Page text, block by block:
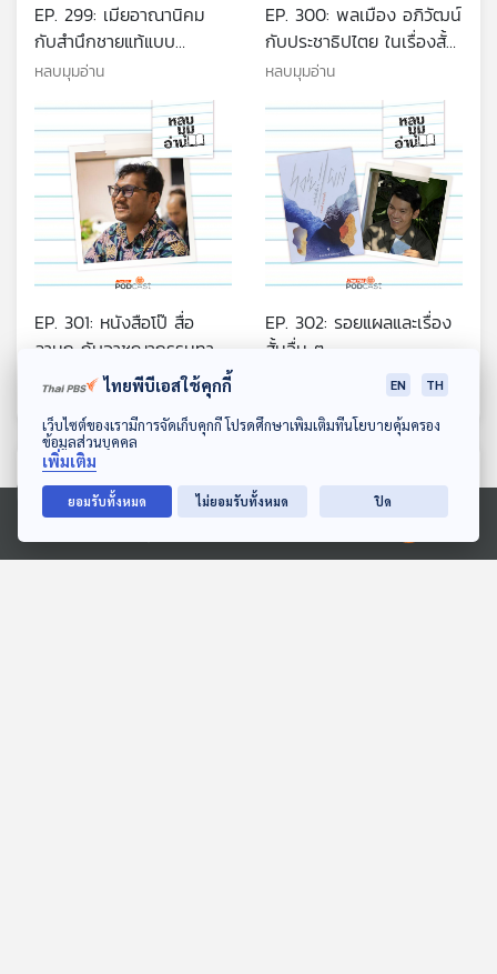
ดาวน์โหลด Thai PBS Podcast Application
Ⓒ 2020 องค์การกระจายเสียงและแพร่ภาพสาธารณะแห่งประเทศไทย
EP. 299: เมียอาณานิคม
กับสำนึกชายแท้แบบ
อาณานิคม
หลบมุมอ่าน
EP. 300: พลเมือง อภิวัฒน์
กับประชาธิปไตย ในเรื่องสั้น
การเมืองไทยร่วมสมัยรางวัล
หลบมุมอ่าน
EP. 301: หนังสือโป๊ สื่อ
ลามก กับอาชญากรรมทาง
หลบมุมอ่าน
EP. 302: รอยแผลและเรื่อง
สั้นอื่น ๆ
ตอนที่เกี่ยวข้อง
ไทยพีบีเอสใช้คุกกี้ EN TH
เว็บไซต์ของเรามีการจัดเก็บคุกกี้ โปรดศึกษาเพิ่มเติมที่นโยบายคุ้มครอง
ข้อมูลส่วนบุคคล
เพิ่มเติม
ยอมรับทั้งหมด ไม่ยอมรับทั้งหมด ปิด